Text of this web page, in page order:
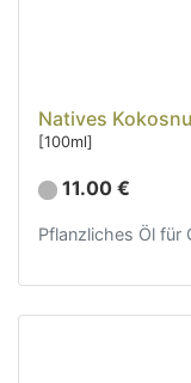
Natives
[100ml]
11.00 €
Pflanzliches Öl für